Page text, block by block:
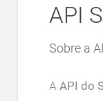
API
Sobre a
A API do